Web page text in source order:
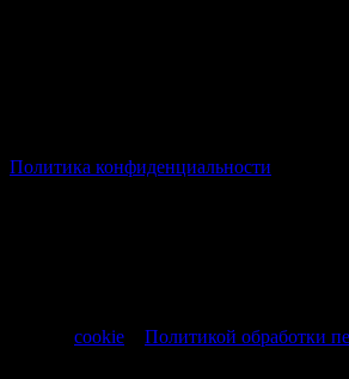
Политика конфиденциальности
cookie Политикой обработки